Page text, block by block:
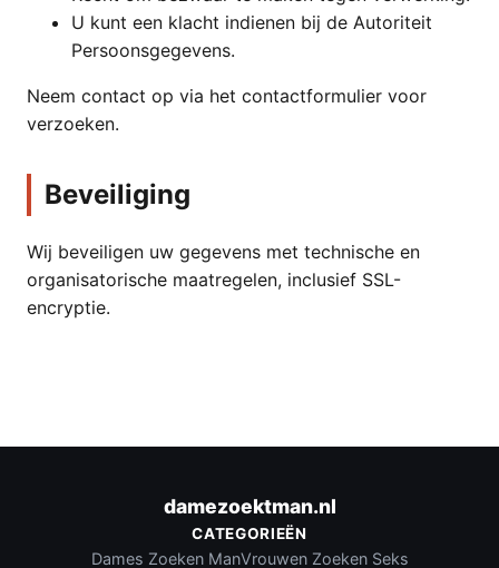
U kunt een klacht indienen bij de Autoriteit
Persoonsgegevens.
Neem contact op via het contactformulier voor
verzoeken.
Beveiliging
Wij beveiligen uw gegevens met technische en
organisatorische maatregelen, inclusief SSL-
encryptie.
damezoektman.nl
CATEGORIEËN
Dames Zoeken ManVrouwen Zoeken Seks